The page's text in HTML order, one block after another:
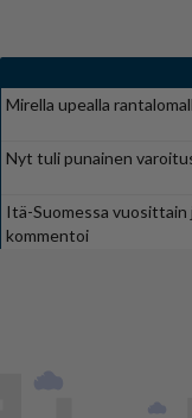
Mirella upealla
Nyt tuli punainen
Itä-Suomessa
kommentoi